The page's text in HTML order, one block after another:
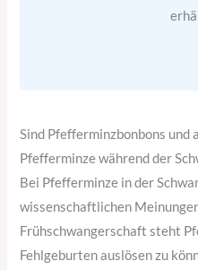
Sind Pfefferminzbonbons
Pfefferminze während der
Bei Pfefferminze in der
wissenschaftlichen
Frühschwangerschaft steht
Fehlgeburten auslösen zu